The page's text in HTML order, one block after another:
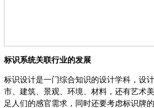
标识系统关联行业的发展
标识设计是一门综合知识的设计学科，设
市、建筑、景观、环境、材料，还有艺术
足人们的感官需求，同时还要考虑标识牌